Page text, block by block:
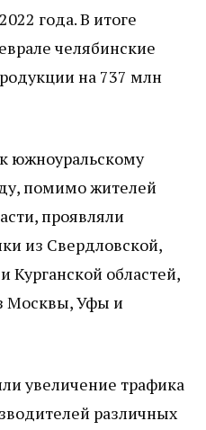
года. В итоге
челябинские
на 737 млн
южноуральскому
помимо жителей
проявляли
из Свердловской,
областей,
Москвы, Уфы и
увеличение трафика
различных